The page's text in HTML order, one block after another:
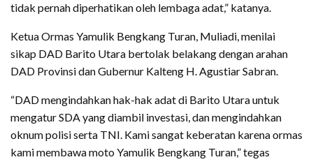
tidak pernah diperhatikan oleh lembaga adat,” katanya.
Ketua Ormas Yamulik Bengkang Turan, Muliadi, menilai
sikap DAD Barito Utara bertolak belakang dengan arahan
DAD Provinsi dan Gubernur Kalteng H. Agustiar Sabran.
“DAD mengindahkan hak-hak adat di Barito Utara untuk
mengatur SDA yang diambil investasi, dan mengindahkan
oknum polisi serta TNI. Kami sangat keberatan karena ormas
kami membawa moto Yamulik Bengkang Turan,” tegas